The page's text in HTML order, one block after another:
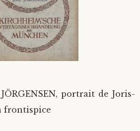
portrait de Joris-
frontispice